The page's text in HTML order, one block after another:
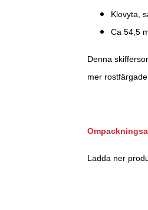
Klovyta,
Ca 54,5
Denna
mer
Ladda ner